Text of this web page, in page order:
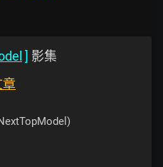
] 影集